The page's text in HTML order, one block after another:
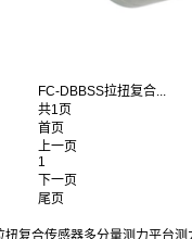
FC-DBBSS拉扭复合...
共1页
首页
上一页
1
下一页
尾页
扭复合传感器多分量测力平台测